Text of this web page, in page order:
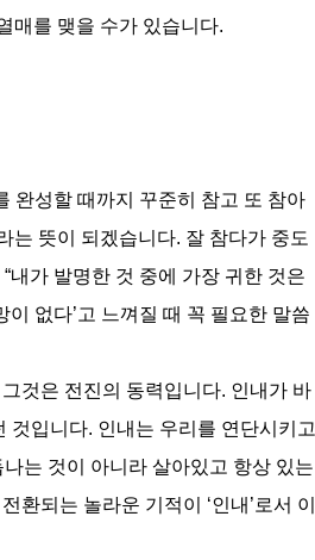
매를 맺을 수가 있습니다.
완성할 때까지 꾸준히 참고 또 참아
는 뜻이 되겠습니다. 잘 참다가 중도
내가 발명한 것 중에 가장 귀한 것은
없다’고 느껴질 때 꼭 필요한 말씀
것은 전진의 동력입니다. 인내가 바
것입니다. 인내는 우리를 연단시키고
는 것이 아니라 살아있고 항상 있는
되는 놀라운 기적이 ‘인내’로서 이